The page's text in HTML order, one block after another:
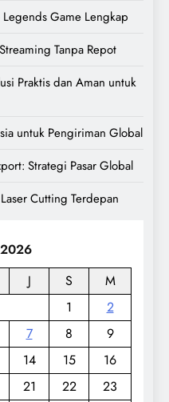
Game Lengkap
Tanpa Repot
Praktis dan Aman untuk
untuk Pengiriman Global
Strategi Pasar Global
Cutting Terdepan
J S
M
1
2
7 8
9
14 15
16
21 22
23